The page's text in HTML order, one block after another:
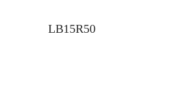
LB15R50